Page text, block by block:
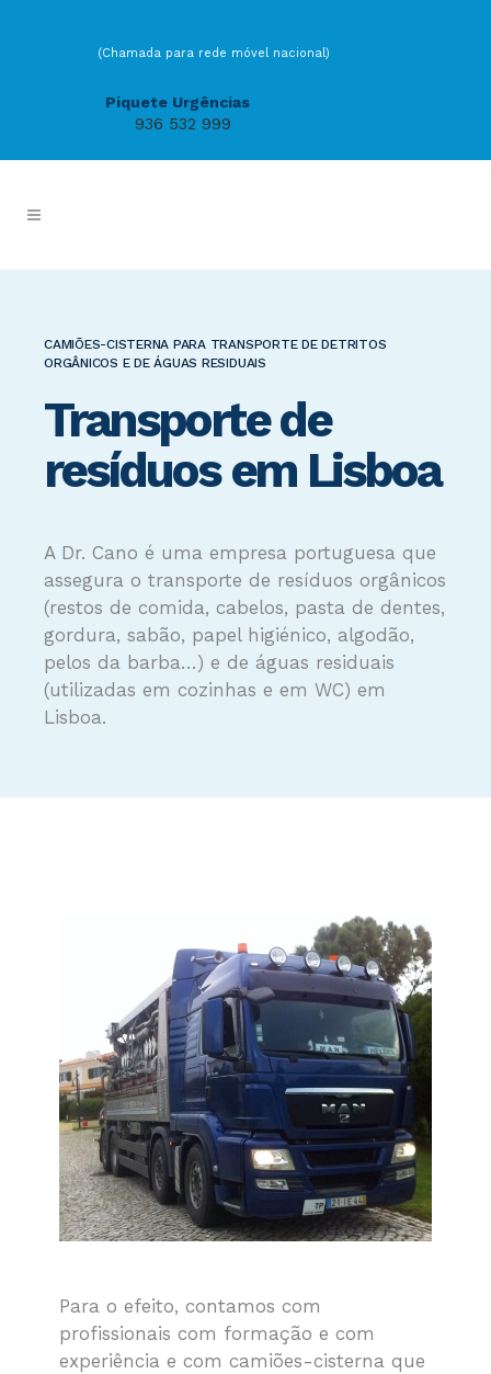
(Chamada para rede móvel nacional)
Piquete Urgências
936 532 999
CAMIÕES-CISTERNA PARA TRANSPORTE DE DETRITOS
ORGÂNICOS E DE ÁGUAS RESIDUAIS
Transporte de
resíduos em Lisboa
A Dr. Cano é uma empresa portuguesa que
assegura o transporte de resíduos orgânicos
(restos de comida, cabelos, pasta de dentes,
gordura, sabão, papel higiénico, algodão,
pelos da barba…) e de águas residuais
(utilizadas em cozinhas e em WC) em
Lisboa.
Para o efeito, contamos com
profissionais com formação e com
experiência e com camiões-cisterna que